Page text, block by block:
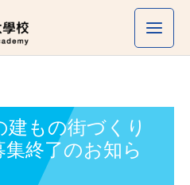
建もの街づくり
終了のお知ら